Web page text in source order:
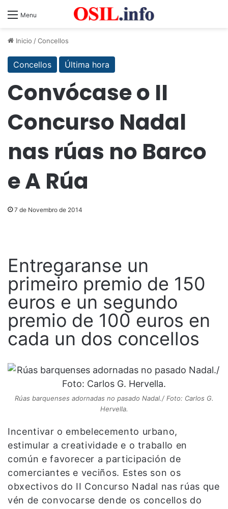
Menu
Inicio /Concellos
Concellos Última hora
Convócase o II
Concurso Nadal
nas rúas no Barco
e A Rúa
7 de Novembro de 2014
Entregaranse un
primeiro premio de 150
euros e un segundo
premio de 100 euros en
cada un dos concellos
Rúas barquenses adornadas no pasado Nadal./ Foto: Carlos G.
Hervella.
Incentivar o embelecemento urbano,
estimular a creatividade e o traballo en
común e favorecer a participación de
comerciantes e veciños. Estes son os
obxectivos do II Concurso Nadal nas rúas que
vén de convocarse dende os concellos do